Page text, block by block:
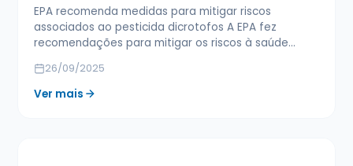
EPA recomenda medidas para mitigar riscos
associados ao pesticida dicrotofos A EPA fez
recomendações para mitigar os riscos à saúde…
26/09/2025
Ver mais